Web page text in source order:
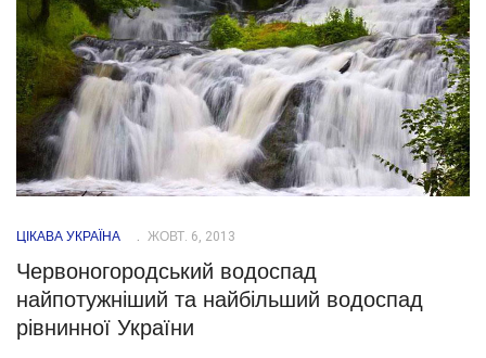
ЦІКАВА УКРАЇНА ЖОВТ. 6, 2013
Червоногородський водоспад
найпотужніший та найбільший водоспад
рівнинної України